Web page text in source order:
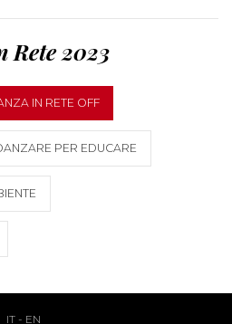
Rete 2023
IN RETE OFF
PER EDUCARE
IT - EN